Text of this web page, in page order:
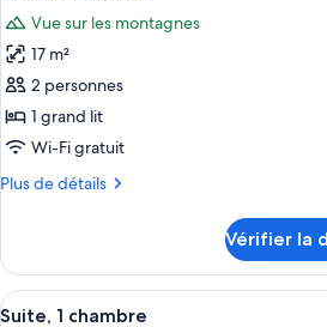
les
photos
pour
ce
type
chambre :
Vue sur les montagnes
17 m²
2 personnes
1 grand lit
Wi-Fi gratuit
Plus de détails
Plus
le
type
de
Vérifier la
Afficher
Une
3
Suite, 1 chambre